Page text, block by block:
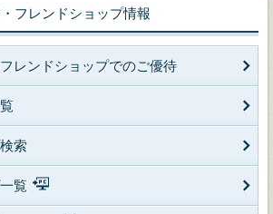
フレンドショップ情報
レンドショップでのご優待
索
覧